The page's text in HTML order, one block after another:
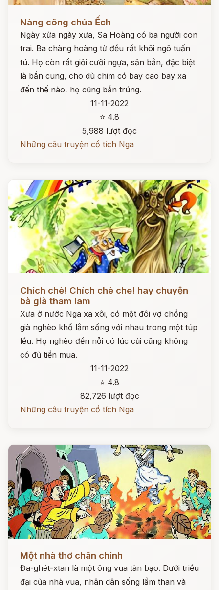
Nàng công chúa Ếch
Ngày xửa ngày xưa, Sa Hoàng có ba người con
trai. Ba chàng hoàng tử đều rất khôi ngô tuấn
tú. Họ còn rất giỏi cưỡi ngựa, săn bắn, đặc biệt
là bắn cung, cho dù chim có bay cao bay xa
đến thế nào, họ cũng bắn trúng.
11-11-2022
⭐ 4.8
5,988 lượt đọc
Những câu truyện cổ tích Nga
Chích chè! Chích chè che! hay chuyện
bà già tham lam
Xưa ở nước Nga xa xôi, có một đôi vợ chồng
già nghèo khổ lắm sống với nhau trong một túp
lều. Họ nghèo đến nỗi có lúc củi cũng không
có đủ tiền mua.
11-11-2022
⭐ 4.8
82,726 lượt đọc
Những câu truyện cổ tích Nga
Một nhà thơ chân chính
Đa-ghét-xtan là một ông vua tàn bạo. Dưới triều
đại của nhà vua, nhân dân sống lầm than và